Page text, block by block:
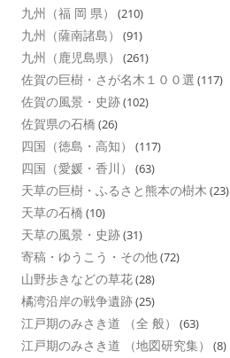
九州（福 岡 県） (210)
九州（薩南諸島） (91)
九州（鹿児島県） (261)
佐賀の巨樹・さが名木１００選 (117)
佐賀の風景・史跡(102)
佐賀県の石橋 (26)
四国（徳島・高知） (117)
四国（愛媛・香川） (63)
天草の巨樹・ふるさと熊本の樹木 (23)
天草の石橋 (10)
天草の風景・史跡(31)
寄稿・ゆうこう・その他(72)
山野歩きなどの草花(28)
橘湾沿岸の戦争遺跡(25)
江戸期のみさき道 （全 般） (63)
江戸期のみさき道 （地図研究集） (8)